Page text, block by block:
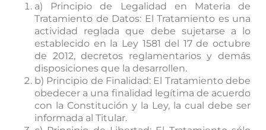
a) Principio de Legalidad en Materia de
Tratamiento de Datos: El Tratamiento es una
actividad reglada que debe sujetarse a lo
establecido en la Ley 1581 del 17 de octubre
de 2012, decretos reglamentarios y demás
disposiciones que la desarrollen.
b) Principio de Finalidad: El Tratamiento debe
obedecer a una finalidad legítima de acuerdo
con la Constitución y la Ley, la cual debe ser
informada al Titular.